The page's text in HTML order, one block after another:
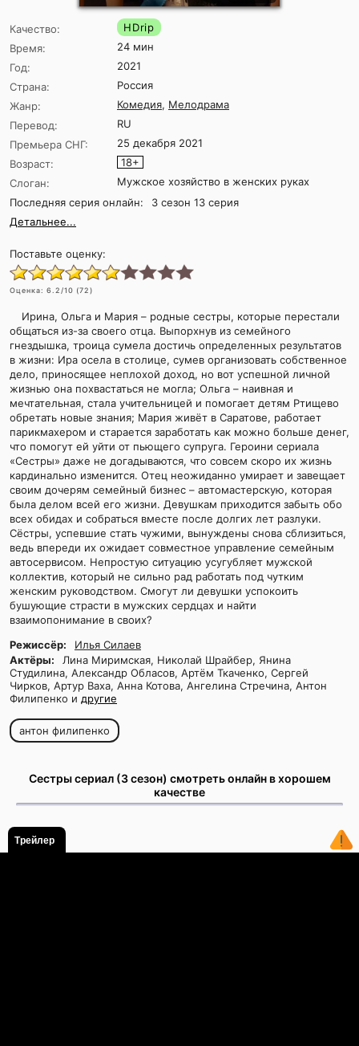
Качество:
HDrip
Время:
24 мин
Год:
2021
Страна:
Россия
Жанр:
Комедия, Мелодрама
Перевод:
RU
Премьера СНГ:
25 декабря 2021
Возраст:
18+
Слоган:
Мужское хозяйство в женских руках
Последняя серия онлайн:
3 сезон 13 серия
Детальнее...
Поставьте оценку:
Оценка: 6.2/10 (72)
Ирина, Ольга и Мария – родные сестры, которые перестали
общаться из-за своего отца. Выпорхнув из семейного
гнездышка, троица сумела достичь определенных результатов
в жизни: Ира осела в столице, сумев организовать собственное
дело, приносящее неплохой доход, но вот успешной личной
жизнью она похвастаться не могла; Ольга – наивная и
мечтательная, стала учительницей и помогает детям Ртищево
обретать новые знания; Мария живёт в Саратове, работает
парикмахером и старается заработать как можно больше денег,
что помогут ей уйти от пьющего супруга. Героини сериала
«Сестры» даже не догадываются, что совсем скоро их жизнь
кардинально изменится. Отец неожиданно умирает и завещает
своим дочерям семейный бизнес – автомастерскую, которая
была делом всей его жизни. Девушкам приходится забыть обо
всех обидах и собраться вместе после долгих лет разлуки.
Сёстры, успевшие стать чужими, вынуждены снова сблизиться,
ведь впереди их ожидает совместное управление семейным
автосервисом. Непростую ситуацию усугубляет мужской
коллектив, который не сильно рад работать под чутким
женским руководством. Смогут ли девушки успокоить
бушующие страсти в мужских сердцах и найти
взаимопонимание в своих?
Режиссёр:
Илья Силаев
Актёры:
Лина Миримская, Николай Шрайбер, Янина
Студилина, Александр Обласов, Артём Ткаченко, Сергей
Чирков, Артур Ваха, Анна Котова, Ангелина Стречина, Антон
Филипенко и другие
антон филипенко
Сестры сериал (3 сезон) смотреть онлайн в хорошем
качестве
Трейлер